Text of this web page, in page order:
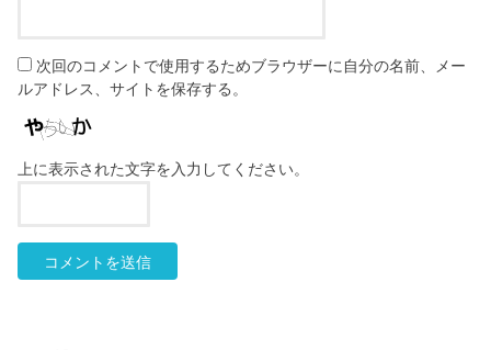
次回のコメントで使用するためブラウザーに自分の名前、メー
ルアドレス、サイトを保存する。
上に表示された文字を入力してください。